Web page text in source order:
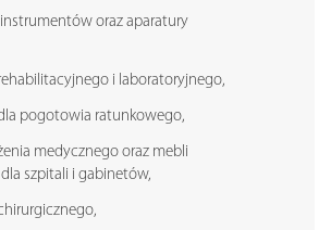
oraz aparatury
i laboratoryjnego,
pogotowia ratunkowego,
medycznego oraz mebli
szpitali i gabinetów,